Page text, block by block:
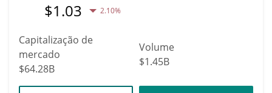
$1.03 2.10%
Capitalização de
mercado
$64.28B
Volume
$1.45B